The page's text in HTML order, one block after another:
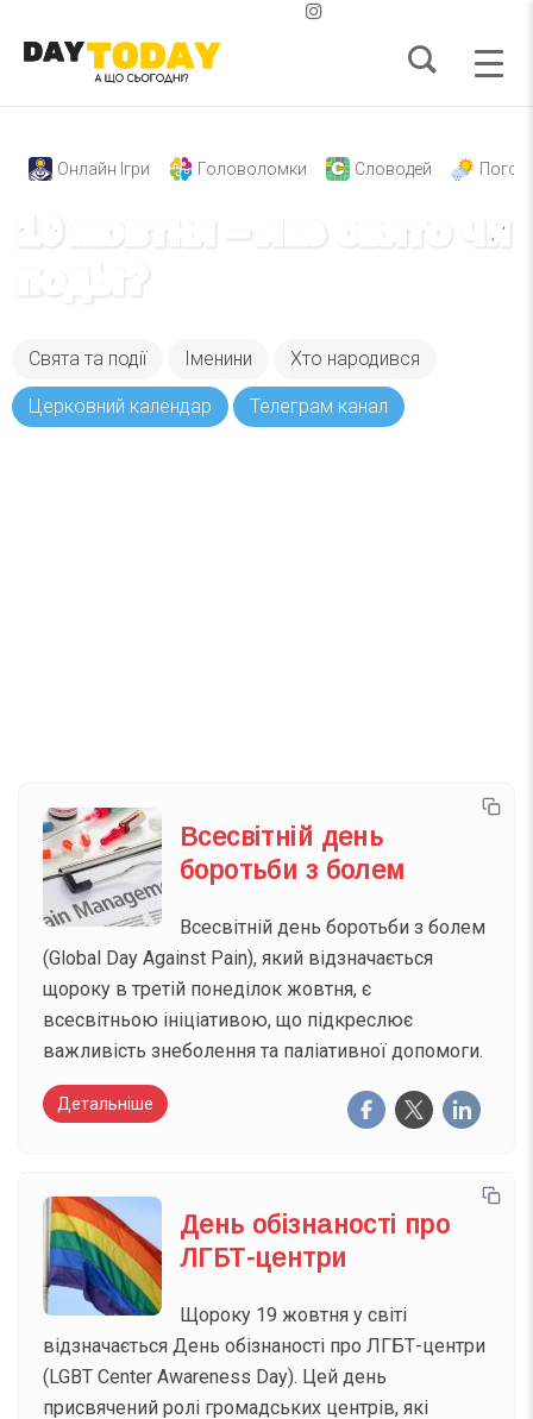
Онлайн Ігри Головоломки Словодей
19 жовтня – яке свято чи
подія?
Свята та події Іменини Хто народився
Церковний календар Телеграм канал
Всесвітній день
боротьби з болем
Всесвітній день боротьби з болем
(Global Day Against Pain), який відзначається
щороку в третій понеділок жовтня, є
всесвітньою ініціативою, що підкреслює
важливість знеболення та паліативної допомоги.
Детальніше
День обізнаності про
ЛГБТ-центри
Щороку 19 жовтня у світі
відзначається День обізнаності про ЛГБТ-центри
(LGBT Center Awareness Day). Цей день
присвячений ролі громадських центрів, які